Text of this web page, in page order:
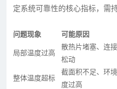
定系统可靠性的核心指标，需
问题现象 可能原因
局部温度过高
散热片堵塞、连
松动
整体温度超标
截面积不足、环
度过高